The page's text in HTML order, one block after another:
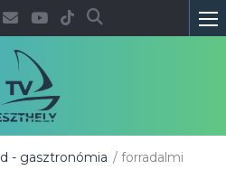
- gasztronómia / forradalmi